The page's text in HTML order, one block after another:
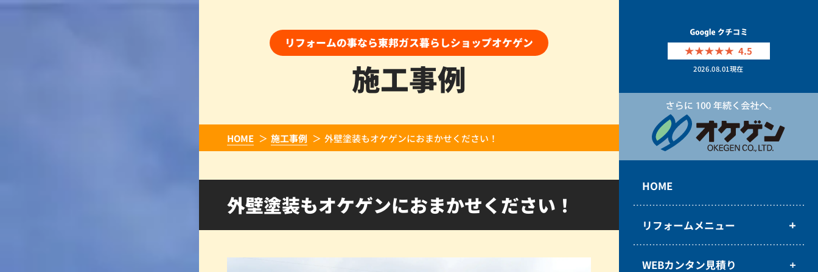
4.5
2026.08.01現在
HOME
リフォームメニュー
WEBカンタン見積り
リフォームの事なら東邦ガス暮らしショップオケゲン
施工事例
HOME 施工事例 外壁塗装もオケゲンにおまかせください！
外壁塗装もオケゲンにおまかせください！